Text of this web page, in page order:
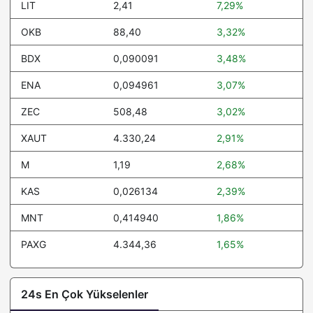
USDD 1,00 0.1%
Falcon USD 1,00 0.1%
Aave 89,32 0.9%
Polkadot 0,81 -1.4%
Mantle 0,414940 2.5%
BFUSD 1,00 0.1%
Sky 0,054507 -3.5%
Morpho 1,85 -1.8%
Pepe
LIT 2,41 7,29%
OKB 88,40 3,32%
BDX 0,090091 3,48%
ENA 0,094961 3,07%
ZEC 508,48 3,02%
XAUT 4.330,24 2,91%
M 1,19 2,68%
KAS 0,026134 2,39%
MNT 0,414940 1,86%
PAXG 4.344,36 1,65%
24s En Çok Yükselenler